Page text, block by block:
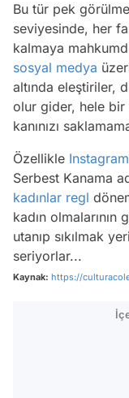
Bu tür pek
seviyesinde, her
kalmaya
sosyal medya
altında eleştiriler,
olur gider, hele bir
kanınızı
Özellikle Instagram
Serbest Kanama
kadınlar regl
kadın
utanıp sıkılmak
seriyorlar...
Kaynak: https://